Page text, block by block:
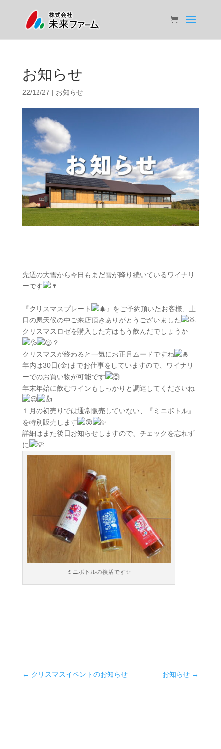
お知らせ
22/12/27 | お知らせ
先週の大雪から今日もまだ雪が降り続いているワイナリ
ーです
『クリスマスプレート
』をご予約頂いたお客様、土
日の悪天候の中ご来店頂きありがとうございました
クリスマスロゼを購入した方はもう飲んだでしょうか
？
クリスマスが終わると一気にお正月ムードですね
年内は30日(金)までお仕事をしていますので、ワイナリ
ーでのお買い物が可能です
年末年始に飲むワインもしっかりと調達してくださいね
１月の初売りでは通常販売していない、『ミニボトル』
を特別販売します
詳細はまた後日お知らせしますので、チェックを忘れず
に
ミニボトルの復活です✨
← クリスマスイベントのお知らせ お知らせ →